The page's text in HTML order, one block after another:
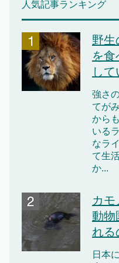
人気記事ランキング
野生
を食
して
強さ
てが
から
いる
なラ
て生
か...
カモ
動物
れる
日本